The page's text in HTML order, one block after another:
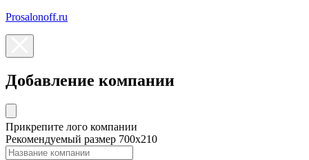
Prosalonoff.ru
Добавление компании
Прикрепите лого компании
Рекомендуемый размер 700х210